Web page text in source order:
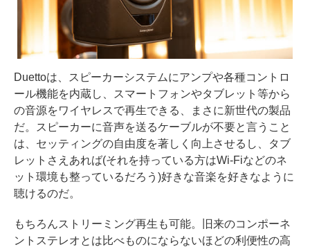
Duettoは、スピーカーシステムにアンプや各種コントロ
ール機能を内蔵し、スマートフォンやタブレット等から
の音源をワイヤレスで再生できる、まさに新世代の製品
だ。スピーカーに音声を送るケーブルが不要と言うこと
は、セッティングの自由度を著しく向上させるし、タブ
レットさえあれば(それを持っている方はWi-Fiなどのネ
ット環境も整っているだろう)好きな音楽を好きなように
聴けるのだ。
もちろんストリーミング再生も可能。旧来のコンポーネ
ントステレオとは比べものにならないほどの利便性の高